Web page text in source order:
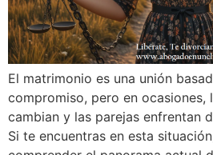
El matrimonio es una unión
compromiso, pero en ocasiones,
cambian y las parejas enfrentan
Si te encuentras en esta